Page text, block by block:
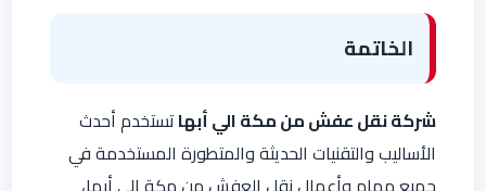
الخاتمة
شركة نقل عفش من مكة الي أبهاتستخدم أحدث
الأساليب والتقنيات الحديثة والمتطورة المستخدمة في